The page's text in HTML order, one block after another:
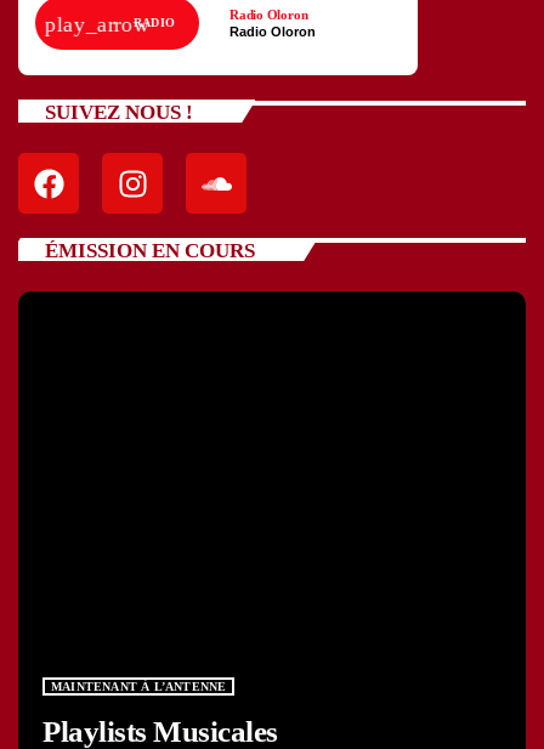
play_arrowRADIO
Radio Oloron
Radio Oloron
SUIVEZ NOUS !
ÉMISSION EN COURS
MAINTENANT À L’ANTENNE
Playlists Musicales